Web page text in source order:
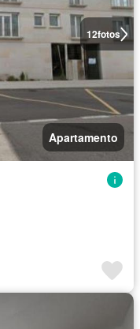
12fotos
Apartamento